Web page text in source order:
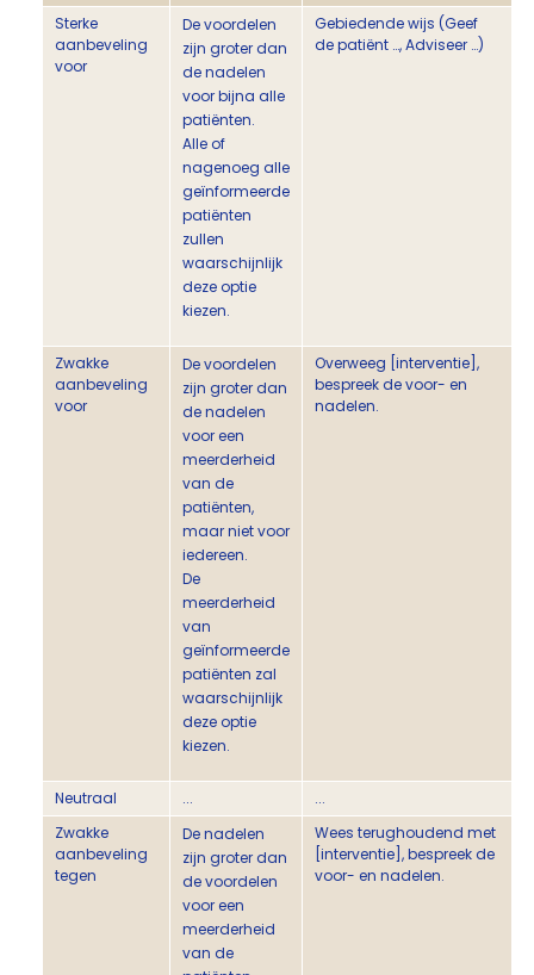
Sterke
aanbeveling
voor
De voordelen
zijn groter dan
de nadelen
voor bijna alle
patiënten.
Alle of
nagenoeg alle
geïnformeerde
patiënten
zullen
waarschijnlijk
deze optie
kiezen.
Gebiedende wijs (Geef
de patiënt …, Adviseer …)
Zwakke
aanbeveling
voor
De voordelen
zijn groter dan
de nadelen
voor een
meerderheid
van de
patiënten,
maar niet voor
iedereen.
De
meerderheid
van
geïnformeerde
patiënten zal
waarschijnlijk
deze optie
kiezen.
Overweeg [interventie],
bespreek de voor- en
nadelen.
Neutraal ...
...
Zwakke
aanbeveling
tegen
De nadelen
zijn groter dan
de voordelen
voor een
meerderheid
van de
Wees terughoudend met
[interventie], bespreek de
voor- en nadelen.